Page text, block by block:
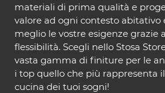
materiali di prima qualità e
valore ad ogni contesto abitativo
meglio le vostre esigenze grazie
flessibilità. Scegli nello Stosa
vasta gamma di finiture per le
i top quello che più rappresenta
cucina dei tuoi sogni!